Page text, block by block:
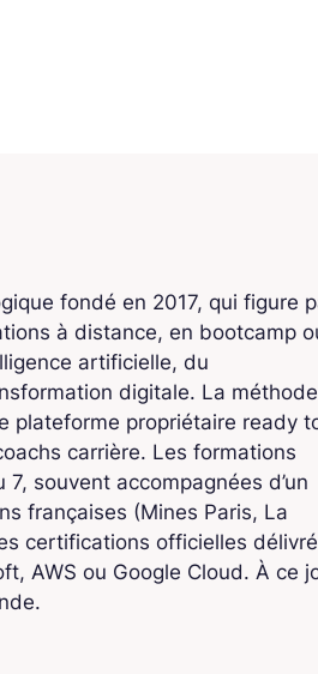
fondé en 2017, qui figure
à distance, en bootcamp
artificielle, du
digitale. La méthode
plateforme propriétaire ready
carrière. Les formations
souvent accompagnées d’un
françaises (Mines Paris, La
certifications officielles
AWS ou Google Cloud. À ce